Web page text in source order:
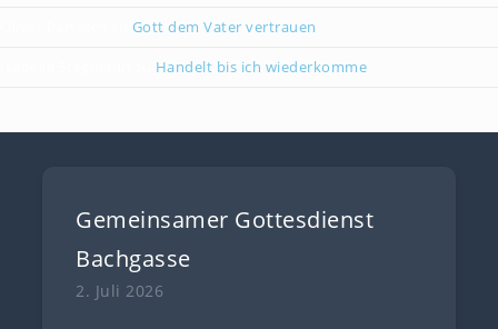
Gott dem Vater vertrauen
Handelt bis ich wiederkomme
Gemeinsamer Gottesdienst
Bachgasse
2. Juli 2026